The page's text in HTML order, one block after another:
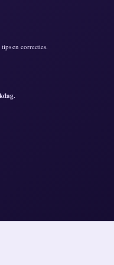
en correcties.